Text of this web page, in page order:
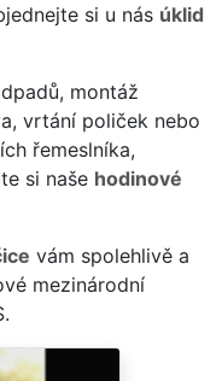
si u nás úklid
montáž
vrtání poliček nebo
řemeslníka,
si naše hodinové
vám spolehlivě a
mezinárodní